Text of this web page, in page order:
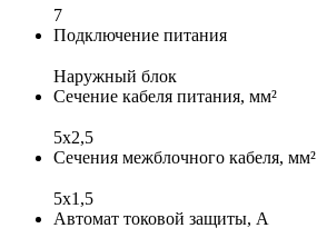
7
Подключение питания
Наружный блок
Сечение кабеля питания, мм²
5x2,5
Сечения межблочного кабеля, мм²
5x1,5
Автомат токовой защиты, А